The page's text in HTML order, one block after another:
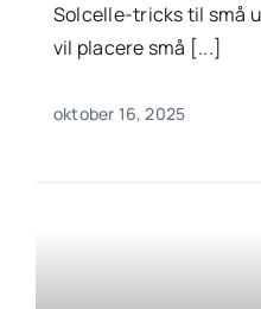
Solcelle-tricks til små
vil placere små [...]
oktober 16, 2025